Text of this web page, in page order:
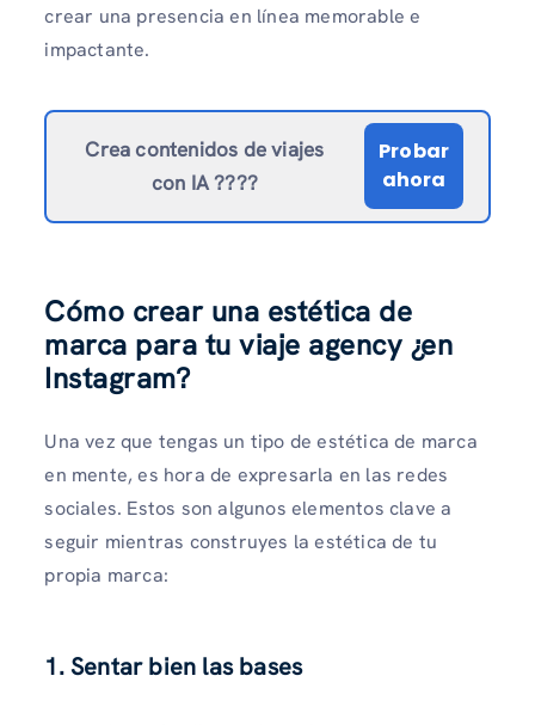
crear una presencia en línea memorable e
impactante.
Crea contenidos de viajes
con IA????
Probar
ahora
Cómo crear una estética de
marca para tu viaje agency ¿en
Instagram?
Una vez que tengas un tipo de estética de marca
en mente, es hora de expresarla en las redes
sociales. Estos son algunos elementos clave a
seguir mientras construyes la estética de tu
propia marca:
1. Sentar bien las bases